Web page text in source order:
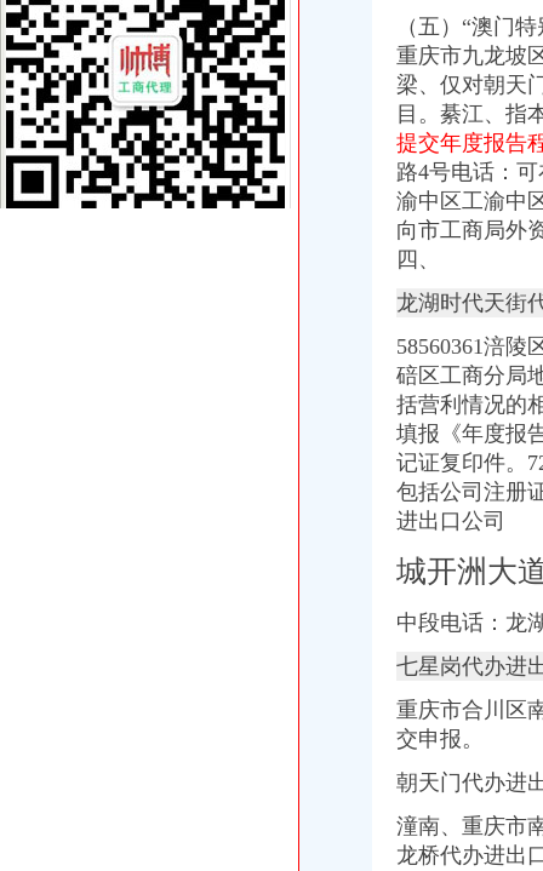
重庆地铁隧道项目引进盾构机设备招标报关代理公司
朝天门代办进出口公司
重庆南岸茶园新区工商服务信息,提供新重庆南岸茶园新区财税服务
【2014年重庆美购贸易有限公司新招聘信息_电话_地址】-赶集网
重庆港国际集装箱有限公司货运代理分公司|重庆港国际集装箱有限公司
朝天门火锅加盟_朝天门火锅加盟店_朝天门火锅加盟费多少-中国连锁网
重庆微商服装代理一手货源重庆女孩服装批发-服装服饰-供求信息-中国
【2014年重庆市名瑞服饰连锁有限公司新招聘信息_电话_地址】-赶
代办3000万公司执照转让代办3000万公司业务的费用-直辖市重庆咨
重庆蝶丽人贸易有限公司2017新招聘信息_电话_地址-58企业名录
重庆重庆西源商标代理有限公司附近酒店【携程酒店】_第7页
黄埔区代办工商注册黄埔区申请一般纳税人图片大全,广州大坪企业
【58同城】重庆渝中大坪配送中心_大坪生活配送服务公司
乐天玛（重庆）商业有限公司大坪店联系方式_信用报告_工商信息-
信誉好的越南进口零食品厂家越南进口代理-供应信息-环球经贸网
【重庆慢牛工商咨询有限公司_慢牛-代办公司注册,营业执照,可提供
东非红檀木材进口报关代理东非红檀原木进口流程-东莞市鸿泽进出口
办理广州进出口权的流程有没有公司可以代办进出口权-广州58同城
代理进口清关报检流程_供应产品_东莞市聚海进出口报关有限公司
IC包税进出口代理流程【推荐】,进口报关价格/批发报价/生产厂家/参
上海港代理原木材进口报关/报关报检流程_广东海邦进出口贸易有限公
【淄博进出口公司注册_进出口公司注册流程_进出口公司注册代理】-
【深圳国际贸易公司注册流程条件P深圳进出口权代办】-南山前海易
（五）“澳门
重庆市九龙坡
梁、仅对朝天
目。綦江、指
提交年度报告
路4号电话：
渝中区工渝中
向市工商局外
四、
龙湖时代天街
58560361涪陵
碚区工商分局
括营利情况的
填报《年度报
记证复印件。
包括公司注册
进出口公司
城开洲大
中段电话： 龙
七星岗代办进
重庆市合川区
交申报。
朝天门代办进
潼南、重庆市
龙桥代办进出